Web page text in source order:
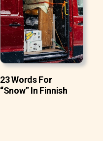
23 Words For
“Snow” In Finnish